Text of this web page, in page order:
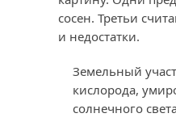
сосен. Третьи
и недостатки.
Земельный
кислорода,
солнечного